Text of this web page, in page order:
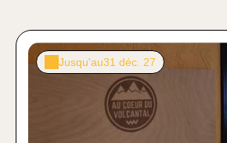
Jusqu'au31 déc. 27